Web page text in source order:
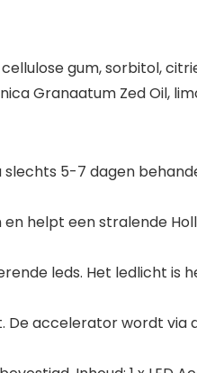
gum, sorbitol,
Granaatum Zed Oil,
5-7 dagen
helpt een stralende
leds. Het ledlicht is
De accelerator wordt via